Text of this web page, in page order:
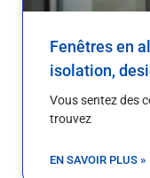
Fenêtres en
isolation,
Vous sentez des
trouvez
EN SAVOIR PLUS »